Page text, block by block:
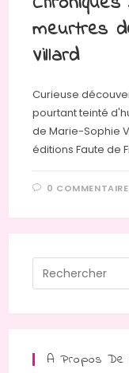
meurtres
Villard
Curieuse
pourtant teinté
de Marie-Sophie
éditions Faute de
0 COMMENTAIRE
A Propos De